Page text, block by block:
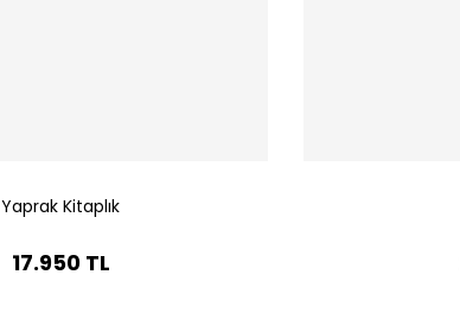
Yaprak Kitaplık
17.950 TL